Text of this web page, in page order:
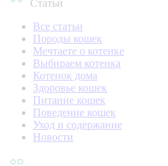
Статьи
Все статьи
Породы кошек
Мечтаете о котенке
Выбираем котенка
Котенок дома
Здоровье кошек
Питание кошек
Поведение кошек
Уход и содержание
Новости